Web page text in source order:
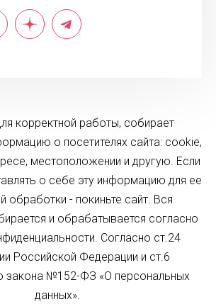
корректной работы, собирает
о посетителях сайта: cookie,
местоположении и другую. Если
о себе эту информацию для ее
обработки - покиньте сайт. Вся
и обрабатывается согласно
Согласно ст.24
Российской Федерации и ст.6
закона №152-ФЗ «О персональных
данных».